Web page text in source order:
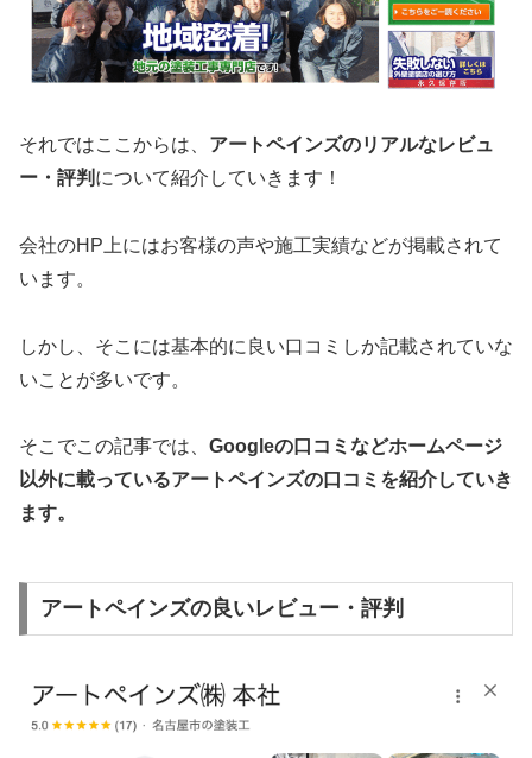
それではここからは、 アートペインズのリアルなレビュ
ー・評判 について紹介していきます！
会社のHP上にはお客様の声や施工実績などが掲載されて
います。
しかし、そこには基本的に良い口コミしか記載されていな
いことが多いです。
そこでこの記事では、 Googleの口コミなどホームページ
以外に載っているアートペインズの口コミを紹介していき
ます。
アートペインズの良いレビュー・評判